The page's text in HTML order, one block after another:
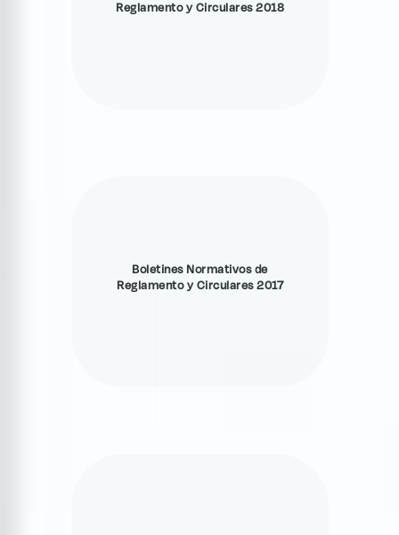
Reglamento y Circulares 2018
Boletines Normativos de
Reglamento y Circulares 2017